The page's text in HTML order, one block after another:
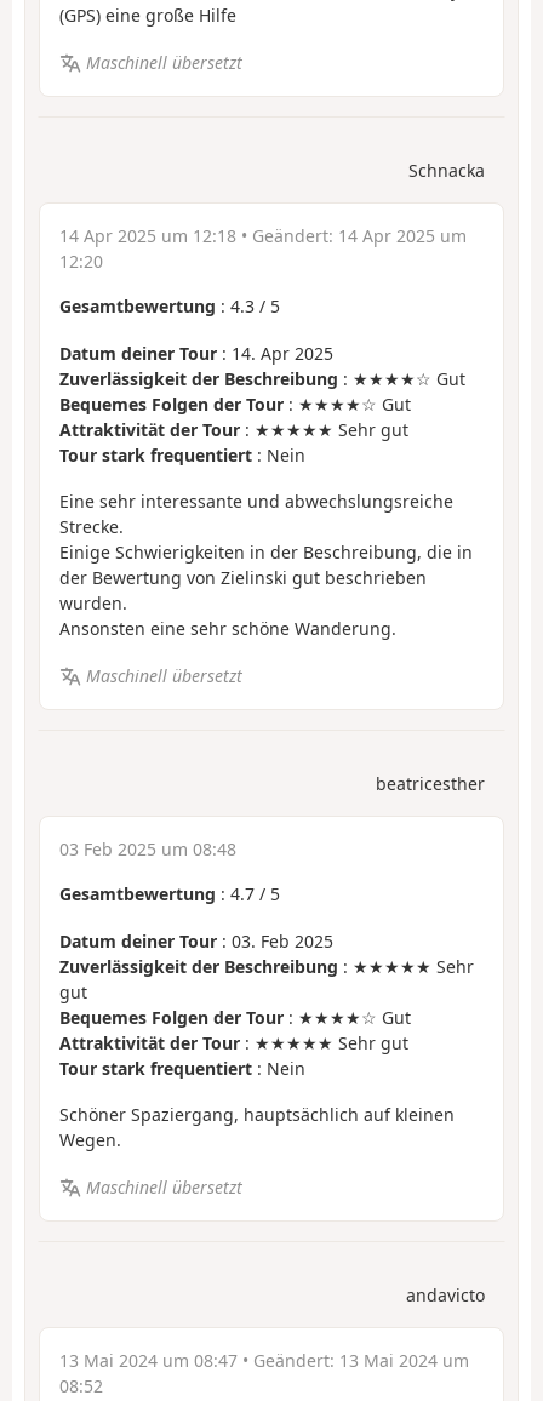
(GPS) eine große Hilfe
Maschinell übersetzt
Schnacka
14 Apr 2025 um 12:18 • Geändert: 14 Apr 2025 um
12:20
Gesamtbewertung : 4.3 / 5
Datum deiner Tour : 14. Apr 2025
Zuverlässigkeit der Beschreibung : ★★★★☆ Gut
Bequemes Folgen der Tour : ★★★★☆ Gut
Attraktivität der Tour : ★★★★★ Sehr gut
Tour stark frequentiert : Nein
Eine sehr interessante und abwechslungsreiche
Strecke.
Einige Schwierigkeiten in der Beschreibung, die in
der Bewertung von Zielinski gut beschrieben
wurden.
Ansonsten eine sehr schöne Wanderung.
Maschinell übersetzt
beatricesther
03 Feb 2025 um 08:48
Gesamtbewertung : 4.7 / 5
Datum deiner Tour : 03. Feb 2025
Zuverlässigkeit der Beschreibung : ★★★★★ Sehr
gut
Bequemes Folgen der Tour : ★★★★☆ Gut
Attraktivität der Tour : ★★★★★ Sehr gut
Tour stark frequentiert : Nein
Schöner Spaziergang, hauptsächlich auf kleinen
Wegen.
Maschinell übersetzt
andavicto
13 Mai 2024 um 08:47 • Geändert: 13 Mai 2024 um
08:52